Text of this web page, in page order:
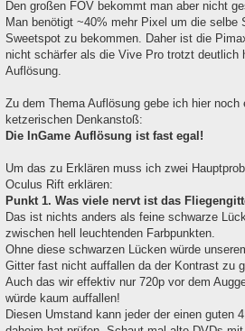
Den großen FOV bekommt man aber nicht
Man benötigt ~40% mehr Pixel um die selbe
Sweetspot zu bekommen. Daher ist die
nicht schärfer als die Vive Pro trotzt deutlich
Auflösung.
Zu dem Thema Auflösung gebe ich hier noch
ketzerischen Denkanstoß:
Die InGame Auflösung ist fast egal!
Um das zu Erklären muss ich zwei
Oculus Rift erklären:
Punkt 1. Was viele nervt ist das
Das ist nichts anders als feine schwarze
zwischen hell leuchtenden Farbpunkten.
Ohne diese schwarzen Lücken würde
Gitter fast nicht auffallen da der Kontrast zu
Auch das wir effektiv nur 720p vor dem
würde kaum auffallen!
Diesen Umstand kann jeder der einen guten